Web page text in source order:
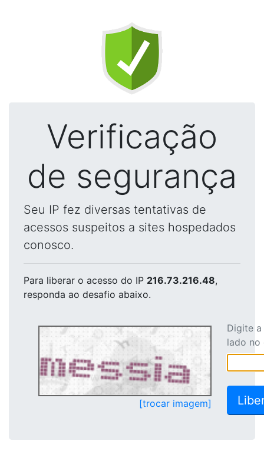
Verificação
de segurança
Seu IP fez diversas tentativas de
acessos suspeitos a sites hospedados
conosco.
Para liberar o acesso do IP 216.73.216.48,
responda ao desafio abaixo.
[trocar imagem]
Digite
lado no